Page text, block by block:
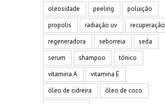
oleosidade
peeling
poluição
propolis
radiação uv
recuperação
regeneradora
seborreia
seda
serum
shampoo
tónico
vitamina A
vitamina E
óleo de cidreira
óleo de coco